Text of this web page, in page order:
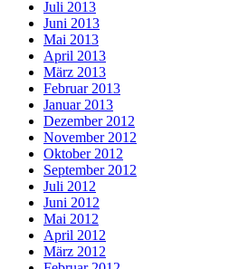
Juli 2013
Juni 2013
Mai 2013
April 2013
März 2013
Februar 2013
Januar 2013
Dezember 2012
November 2012
Oktober 2012
September 2012
Juli 2012
Juni 2012
Mai 2012
April 2012
März 2012